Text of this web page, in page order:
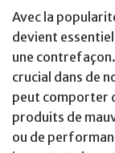
Avec la
devient
une
crucial dans de
peut comporter
produits de
ou de